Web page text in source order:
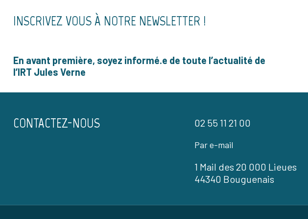
INSCRIVEZ VOUS À NOTRE NEWSLETTER !
En avant première, soyez informé.e de toute l’actualité de
l’IRT Jules Verne
CONTACTEZ-NOUS 02 55 11 21 00
Par e-mail
1 Mail des 20 000 Lieues
44340 Bouguenais